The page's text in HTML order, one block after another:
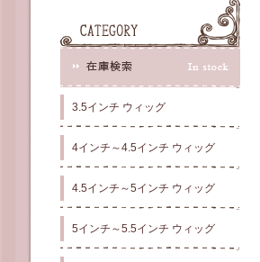
3.5インチ ウィッグ
4インチ～4.5インチ ウィッグ
4.5インチ～5インチ ウィッグ
5インチ～5.5インチ ウィッグ